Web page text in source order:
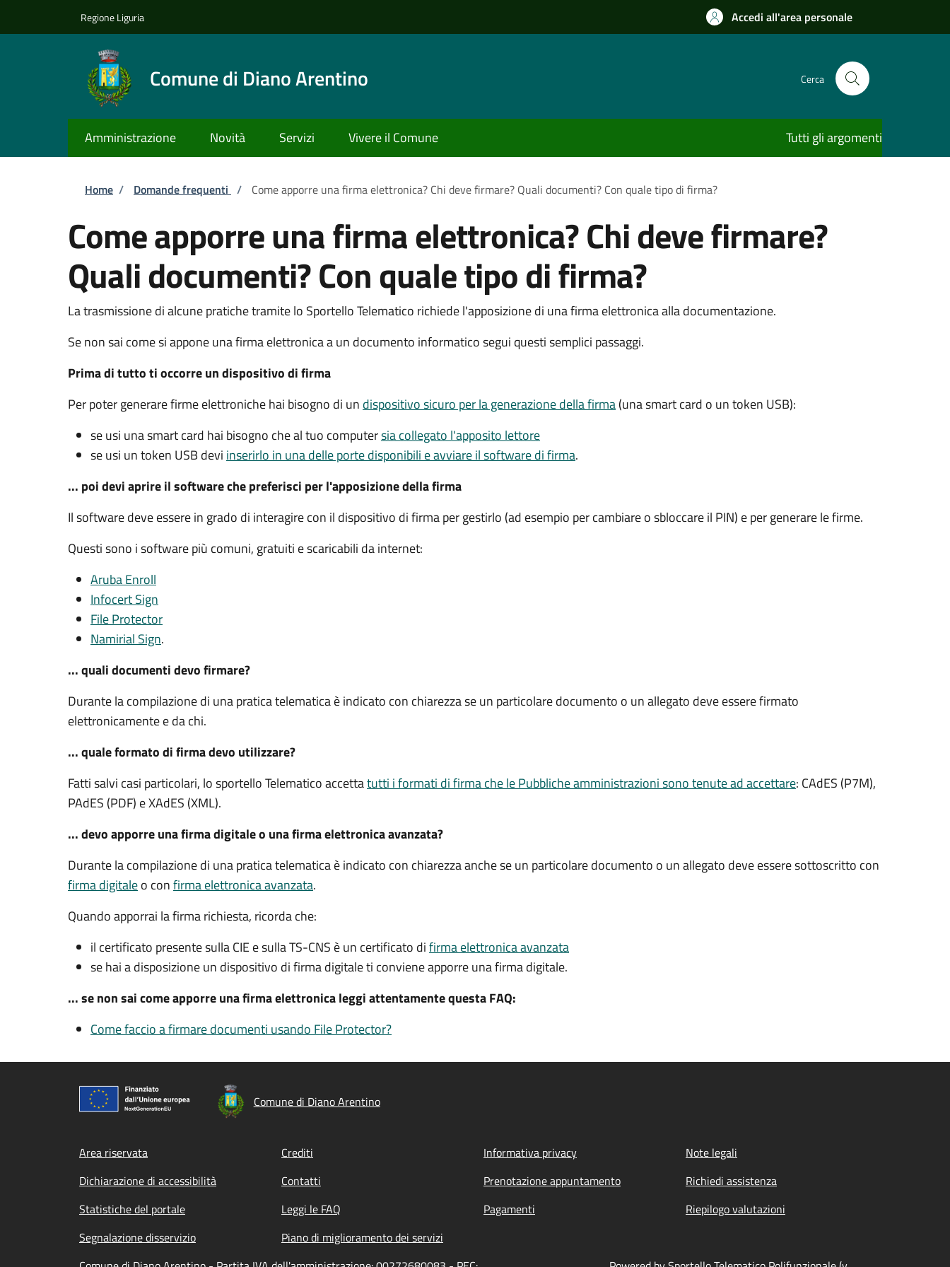
Regione Liguria Accedi all'area personale
Comune di Diano Arentino Cerca
Amministrazione Novità Servizi Vivere il Comune Tutti gli argomenti
Briciole di pane
Home / Domande frequenti / Come apporre una firma elettronica? Chi deve firmare? Quali documenti? Con quale tipo di firma?
Come apporre una firma elettronica? Chi deve firmare?
Quali documenti? Con quale tipo di firma?
La trasmissione di alcune pratiche tramite lo Sportello Telematico richiede l'apposizione di una firma elettronica alla documentazione.
Se non sai come si appone una firma elettronica a un documento informatico segui questi semplici passaggi.
Prima di tutto ti occorre un dispositivo di firma
Per poter generare firme elettroniche hai bisogno di un dispositivo sicuro per la generazione della firma(una smart card o un token USB):
se usi una smart card hai bisogno che al tuo computersia collegato l'apposito lettore
se usi un token USB devi inserirlo in una delle porte disponibili e avviare il software di firma.
... poi devi aprire il software che preferisci per l'apposizione della firma
Il software deve essere in grado di interagire con il dispositivo di firma per gestirlo (ad esempio per cambiare o sbloccare il PIN) e per generare le firme.
Questi sono i software più comuni, gratuiti e scaricabili da internet:
Aruba Enroll
Infocert Sign
File Protector
Namirial Sign.
... quali documenti devo firmare?
Durante la compilazione di una pratica telematica è indicato con chiarezza se un particolare documento o un allegato deve essere firmato
elettronicamente e da chi.
... quale formato di firma devo utilizzare?
Fatti salvi casi particolari, lo sportello Telematico accettatutti i formati di firma che le Pubbliche amministrazioni sono tenute ad accettare: CAdES (P7M),
PAdES (PDF) e XAdES (XML).
... devo apporre una firma digitale o una firma elettronica avanzata?
Durante la compilazione di una pratica telematica è indicato con chiarezza anche se un particolare documento o un allegato deve essere sottoscritto con
firma digitaleo confirma elettronica avanzata.
Quando apporrai la firma richiesta, ricorda che:
il certificato presente sulla CIE e sulla TS-CNS è un certificato difirma elettronica avanzata
se hai a disposizione un dispositivo di firma digitale ti conviene apporre una firma digitale.
... se non sai come apporre una firma elettronica leggi attentamente questa FAQ:
Come faccio a firmare documenti usando File Protector?
Comune di Diano Arentino
Footer menu
Area riservata Crediti Informativa privacy
Note legali
Dichiarazione di accessibilità
Contatti Prenotazione appuntamento
Richiedi assistenza
Statistiche del portale
Leggi le FAQ Pagamenti
Riepilogo valutazioni
Segnalazione disservizio
Piano di miglioramento dei servizi